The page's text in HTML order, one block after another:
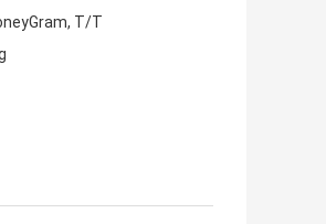
T/T